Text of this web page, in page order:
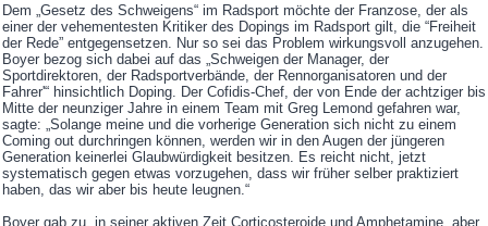
Dem „Gesetz des Schweigens“ im Radsport möchte der Franzose, der als
einer der vehementesten Kritiker des Dopings im Radsport gilt, die “Freiheit
der Rede” entgegensetzen. Nur so sei das Problem wirkungsvoll anzugehen.
Boyer bezog sich dabei auf das „Schweigen der Manager, der
Sportdirektoren, der Radsportverbände, der Rennorganisatoren und der
Fahrer'“ hinsichtlich Doping. Der Cofidis-Chef, der von Ende der achtziger bis
Mitte der neunziger Jahre in einem Team mit Greg Lemond gefahren war,
sagte: „Solange meine und die vorherige Generation sich nicht zu einem
Coming out durchringen können, werden wir in den Augen der jüngeren
Generation keinerlei Glaubwürdigkeit besitzen. Es reicht nicht, jetzt
systematisch gegen etwas vorzugehen, dass wir früher selber praktiziert
haben, das wir aber bis heute leugnen.“
Boyer gab zu, in seiner aktiven Zeit Corticosteroide und Amphetamine, aber